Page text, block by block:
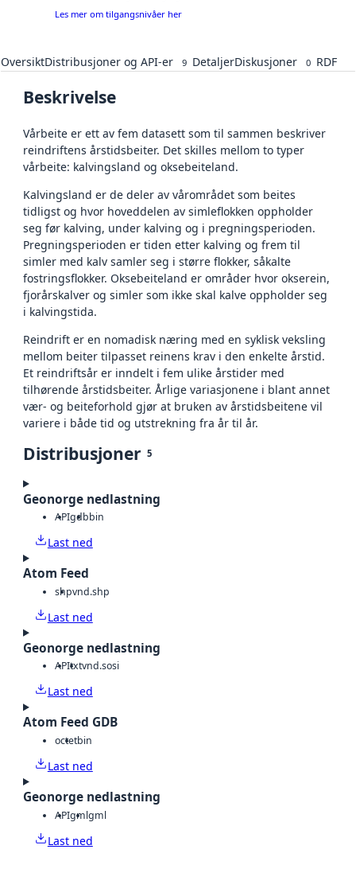
Les mer om tilgangsnivåer her
OversiktDistribusjoner og API-er 9 DetaljerDiskusjoner 0 RDF
Beskrivelse
Vårbeite er ett av fem datasett som til sammen beskriver
reindriftens årstidsbeiter. Det skilles mellom to typer
vårbeite: kalvingsland og oksebeiteland.
Kalvingsland er de deler av vårområdet som beites
tidligst og hvor hoveddelen av simleflokken oppholder
seg før kalving, under kalving og i pregningsperioden.
Pregningsperioden er tiden etter kalving og frem til
simler med kalv samler seg i større flokker, såkalte
fostringsflokker. Oksebeiteland er områder hvor okserein,
fjorårskalver og simler som ikke skal kalve oppholder seg
i kalvingstida.
Reindrift er en nomadisk næring med en syklisk veksling
mellom beiter tilpasset reinens krav i den enkelte årstid.
Et reindriftsår er inndelt i fem ulike årstider med
tilhørende årstidsbeiter. Årlige variasjonene i blant annet
vær- og beiteforhold gjør at bruken av årstidsbeitene vil
variere i både tid og utstrekning fra år til år.
Distribusjoner 5
Geonorge nedlastning
APIgdbbin
Last ned
Atom Feed
shpvnd.shp
Last ned
Geonorge nedlastning
APItxtvnd.sosi
Last ned
Atom Feed GDB
octetbin
Last ned
Geonorge nedlastning
APIgmlgml
Last ned